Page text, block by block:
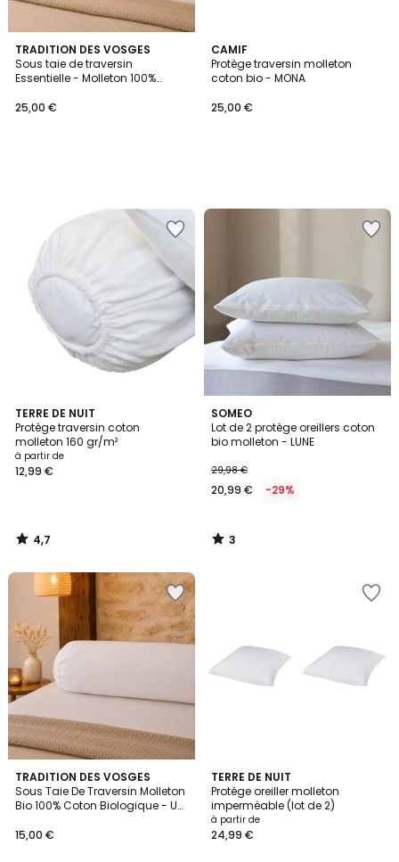
TRADITION DES VOSGES
Sous taie de traversin
Essentielle - Molleton 100%
25,00 €
CAMIF
Protège traversin molleton
coton bio - MONA
25,00 €
TERRE DE NUIT
Protège traversin coton
molleton 160 gr/m²
à partir de
12,99 €
4,7
/ 5
4,7
/
SOMEO
Lot de 2 protège oreillers coton
bio molleton - LUNE
29,98 €
20,99 € -29%
3
/
5
3
/
TRADITION DES VOSGES
Sous Taie De Traversin Molleton
Bio 100% Coton Biologique - UNI
15,00 €
TERRE DE NUIT
Protège oreiller molleton
imperméable (lot de 2)
à partir de
24,99 €
5
/
5